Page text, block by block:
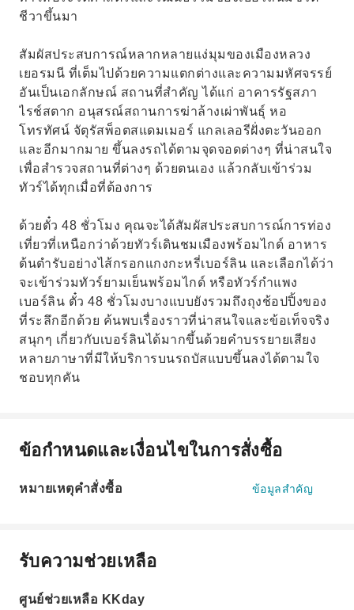
ชีวาขึ้นมา
สัมผัสประสบการณ์หลากหลายแง่มุมของเมืองหลวง
เยอรมนี ที่เต็มไปด้วยความแตกต่างและความมหัศจรรย์
อันเป็นเอกลักษณ์ สถานที่สำคัญ ได้แก่ อาคารรัฐสภา
ไรช์สตาก อนุสรณ์สถานการฆ่าล้างเผ่าพันธุ์ หอ
โทรทัศน์ จัตุรัสพ็อตสแดมเมอร์ แกลเลอรีฝั่งตะวันออก
และอีกมากมาย ขึ้นลงรถได้ตามจุดจอดต่างๆ ที่น่าสนใจ
เพื่อสำรวจสถานที่ต่างๆ ด้วยตนเอง แล้วกลับเข้าร่วม
ทัวร์ได้ทุกเมื่อที่ต้องการ
ด้วยตั๋ว 48 ชั่วโมง คุณจะได้สัมผัสประสบการณ์การท่อง
เที่ยวที่เหนือกว่าด้วยทัวร์เดินชมเมืองพร้อมไกด์ อาหาร
ต้นตำรับอย่างไส้กรอกแกงกะหรี่เบอร์ลิน และเลือกได้ว่า
จะเข้าร่วมทัวร์ยามเย็นพร้อมไกด์ หรือทัวร์กำแพง
เบอร์ลิน ตั๋ว 48 ชั่วโมงบางแบบยังรวมถึงถุงช้อปปิ้งของ
ที่ระลึกอีกด้วย ค้นพบเรื่องราวที่น่าสนใจและข้อเท็จจริง
สนุกๆ เกี่ยวกับเบอร์ลินได้มากขึ้นด้วยคำบรรยายเสียง
หลายภาษาที่มีให้บริการบนรถบัสแบบขึ้นลงได้ตามใจ
ชอบทุกคัน
ข้อกำหนดและเงื่อนไขในการสั่งซื้อ
หมายเหตุคำสั่งซื้อ ข้อมูลสำคัญ
รับความช่วยเหลือ
ศูนย์ช่วยเหลือ KKday